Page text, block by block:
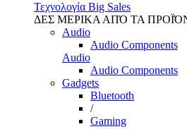
Τεχνολογία Big Sales
ΔΕΣ ΜΕΡΙΚΑ ΑΠΌ ΤΑ
Audio
Audio Components
Audio
Audio Components
Gadgets
Bluetooth
/
Gaming